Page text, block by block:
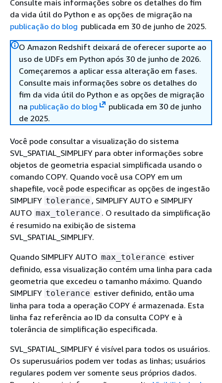
Consulte mais informações sobre os detalhes do fim
da vida útil do Python e as opções de migração na
publicação do blog publicada em 30 de junho de 2025.
O Amazon Redshift deixará de oferecer suporte ao
uso de UDFs em Python após 30 de junho de 2026.
Começaremos a aplicar essa alteração em fases.
Consulte mais informações sobre os detalhes do
fim da vida útil do Python e as opções de migração
na publicação do blog
publicada em 30 de junho
de 2025.
Você pode consultar a visualização do sistema
SVL_SPATIAL_SIMPLIFY para obter informações sobre
objetos de geometria espacial simplificada usando o
comando COPY. Quando você usa COPY em um
shapefile, você pode especificar as opções de ingestão
SIMPLIFY tolerance , SIMPLIFY AUTO e SIMPLIFY
AUTO max_tolerance . O resultado da simplificação
é resumido na exibição de sistema
SVL_SPATIAL_SIMPLIFY.
Quando SIMPLIFY AUTO max_tolerance estiver
definido, essa visualização contém uma linha para cada
geometria que excedeu o tamanho máximo. Quando
SIMPLIFY tolerance estiver definido, então uma
linha para toda a operação COPY é armazenada. Esta
linha faz referência ao ID da consulta COPY e à
tolerância de simplificação especificada.
SVL_SPATIAL_SIMPLIFY é visível para todos os usuários.
Os superusuários podem ver todas as linhas; usuários
regulares podem ver somente seus próprios dados.